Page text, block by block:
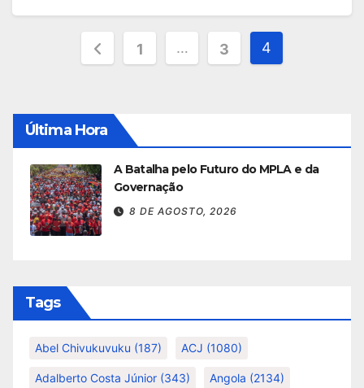
Paginação
conteúdos
1 … 3 4
Última Hora
A Batalha pelo Futuro do MPLA e da
Governação
8 DE AGOSTO, 2026
Tags
Abel Chivukuvuku (187) ACJ (1080)
Adalberto Costa Júnior (343) Angola (2134)